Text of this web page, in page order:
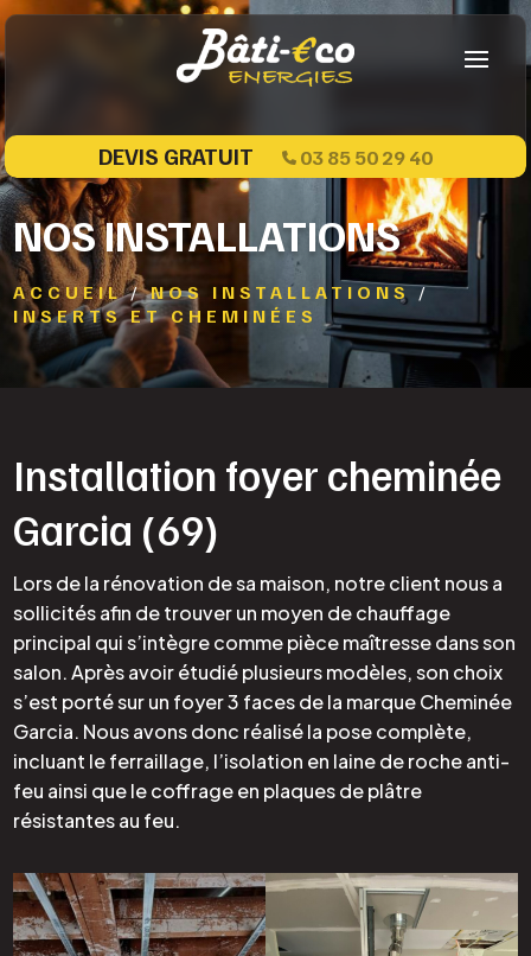
DEVIS GRATUIT 03 85 50 29 40
NOS INSTALLATIONS
ACCUEIL/NOS INSTALLATIONS/
INSERTS ET CHEMINÉES
Installation foyer cheminée
Garcia (69)
Lors de la rénovation de sa maison, notre client nous a
sollicités afin de trouver un moyen de chauffage
principal qui s’intègre comme pièce maîtresse dans son
salon. Après avoir étudié plusieurs modèles, son choix
s’est porté sur un foyer 3 faces de la marque Cheminée
Garcia. Nous avons donc réalisé la pose complète,
incluant le ferraillage, l’isolation en laine de roche anti-
feu ainsi que le coffrage en plaques de plâtre
résistantes au feu.